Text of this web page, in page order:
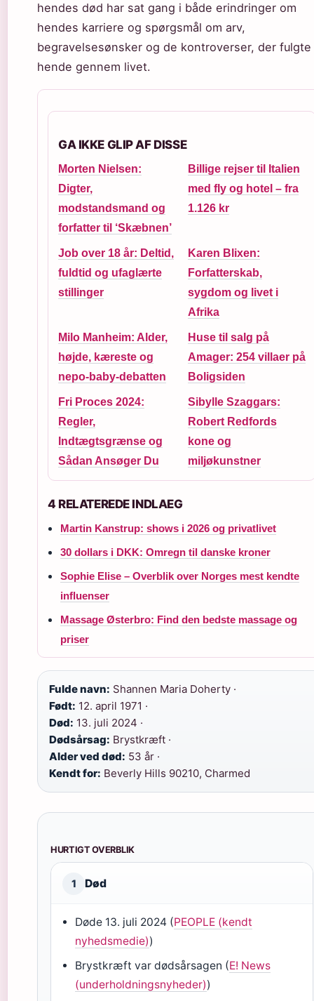
hendes død har sat gang i både erindringer om
hendes karriere og spørgsmål om arv,
begravelsesønsker og de kontroverser, der fulgte
hende gennem livet.
GA IKKE GLIP AF DISSE
Morten Nielsen:
Digter,
modstandsmand og
forfatter til ‘Skæbnen’
Billige rejser til Italien
med fly og hotel – fra
1.126 kr
Job over 18 år: Deltid,
fuldtid og ufaglærte
stillinger
Karen Blixen:
Forfatterskab,
sygdom og livet i
Afrika
Milo Manheim: Alder,
højde, kæreste og
nepo-baby-debatten
Huse til salg på
Amager: 254 villaer på
Boligsiden
Fri Proces 2024:
Regler,
Indtægtsgrænse og
Sådan Ansøger Du
Sibylle Szaggars:
Robert Redfords
kone og
miljøkunstner
4 RELATEREDE INDLAEG
Martin Kanstrup: shows i 2026 og privatlivet
30 dollars i DKK: Omregn til danske kroner
Sophie Elise – Overblik over Norges mest kendte
influenser
Massage Østerbro: Find den bedste massage og
priser
Fulde navn: Shannen Maria Doherty ·
Født: 12. april 1971 ·
Død: 13. juli 2024 ·
Dødsårsag: Brystkræft ·
Alder ved død: 53 år ·
Kendt for: Beverly Hills 90210, Charmed
HURTIGT OVERBLIK
1 Død
Døde 13. juli 2024 (PEOPLE (kendt
nyhedsmedie))
Brystkræft var dødsårsagen (E! News
(underholdningsnyheder))